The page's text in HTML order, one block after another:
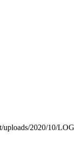
uploads/2020/10/